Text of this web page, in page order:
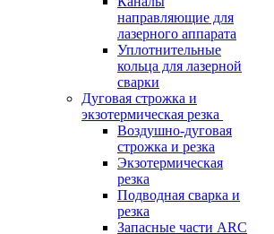
направляющие для
лазерного аппарата
Уплотнительные
кольца для лазерной
сварки
Дуговая строжка и
экзотермическая резка
Воздушно-дуговая
строжка и резка
Экзотермическая
резка
Подводная сварка и
резка
Запасные части ARC